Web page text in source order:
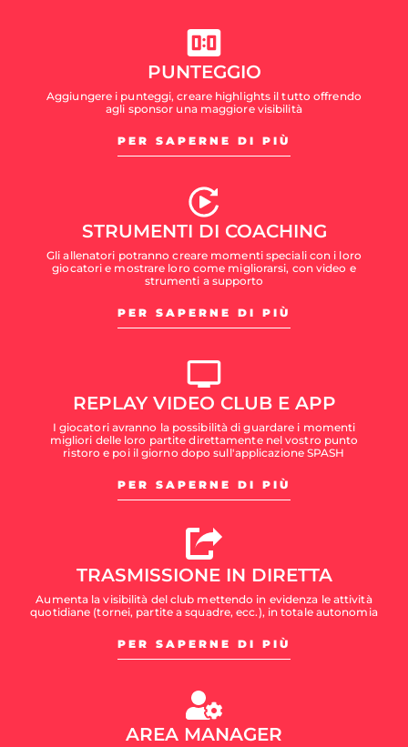
PUNTEGGIO
Aggiungere i punteggi, creare highlights il tutto offrendo
agli sponsor una maggiore visibilità
PER SAPERNE DI PIÙ
STRUMENTI DI COACHING
Gli allenatori potranno creare momenti speciali con i loro
giocatori e mostrare loro come migliorarsi, con video e
strumenti a supporto
PER SAPERNE DI PIÙ
REPLAY VIDEO CLUB E APP
I giocatori avranno la possibilità di guardare i momenti
migliori delle loro partite direttamente nel vostro punto
ristoro e poi il giorno dopo sull'applicazione SPASH
PER SAPERNE DI PIÙ
TRASMISSIONE IN DIRETTA
Aumenta la visibilità del club mettendo in evidenza le attività
quotidiane (tornei, partite a squadre, ecc.), in totale autonomia
PER SAPERNE DI PIÙ
AREA MANAGER